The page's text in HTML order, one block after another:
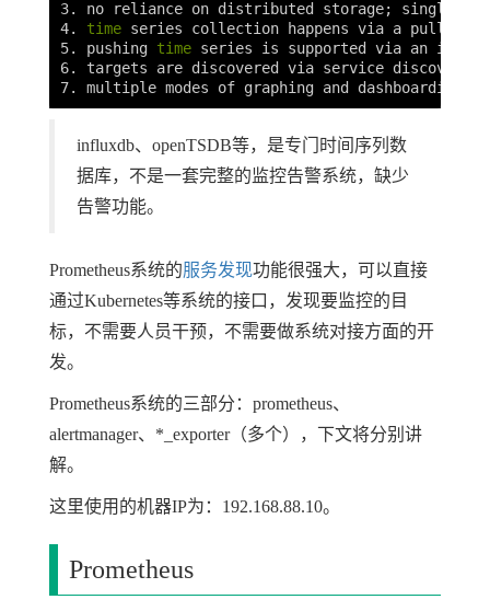
3. no reliance on distributed storage;
single
4. time series collection happens via a pull
5. pushing time series is supported via an
6. targets are discovered via service discovery
influxdb、openTSDB等，是专门时间序列数
据库，不是一套完整的监控告警系统，缺少
告警功能。
Prometheus系统的服务发现功能很强大，可以直接
通过Kubernetes等系统的接口，发现要监控的目
标，不需要人员干预，不需要做系统对接方面的开
发。
Prometheus系统的三部分：prometheus、
alertmanager、*_exporter（多个），下文将分别讲
解。
这里使用的机器IP为：192.168.88.10。
Prometheus